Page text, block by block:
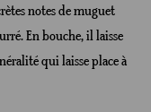
notes de muguet
En bouche, il laisse
qui laisse place à